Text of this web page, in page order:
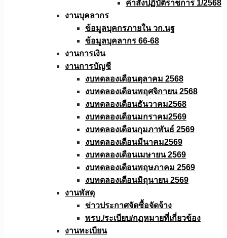
คำสั่งปฏิบัติราชการ 1/2568
งานบุคลากร
ข้อมูลบุคกรภายใน วก.นฐ
ข้อมูลบุคลากร 66-68
งานการเงิน
งานการบัญชี
งบทดลองเดือนตุลาคม 2568
งบทดลองเดือนพฤศจิกายน 2568
งบทดลองเดือนธันวาคม2568
งบทดลองเดือนมกราคม2569
งบทดลองเดือนกุมภาพันธ์ 2569
งบทดลองเดือนมีนาคม2569
งบทดลองเดือนเมษายน 2569
งบทดลองเดือนพฤษภาคม 2569
งบทดลองเดือนมิถุนายน 2569
งานพัสดุ
ข่าวประกาศจัดซื้อจัดจ้าง
พรบ./ระเบียบ/กฏหมายที่เกี่ยวข้อง
งานทะเบียน